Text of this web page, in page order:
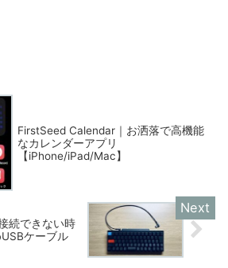
FirstSeed Calendar｜お洒落で高機能
なカレンダーアプリ
【iPhone/iPad/Mac】
続できない時
ケーブル